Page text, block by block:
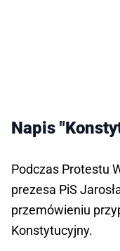
Napis
Podczas Protestu
prezesa PiS
przemówieniu
Konstytucyjny.